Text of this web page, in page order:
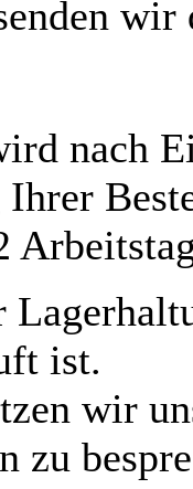
nach
ist.
wir
zu